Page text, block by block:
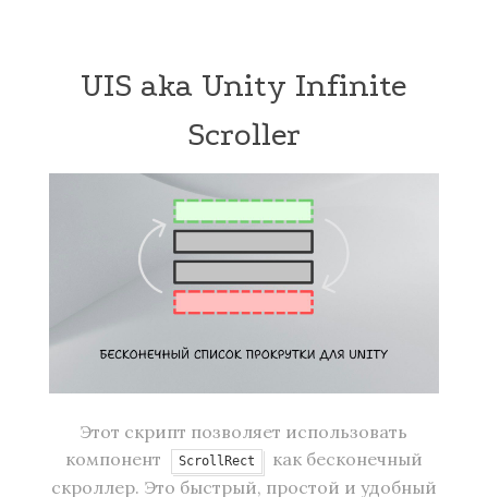
UIS aka Unity Infinite
Scroller
Этот скрипт позволяет использовать
компонент
ScrollRect
как бесконечный
скроллер. Это быстрый, простой и удобный